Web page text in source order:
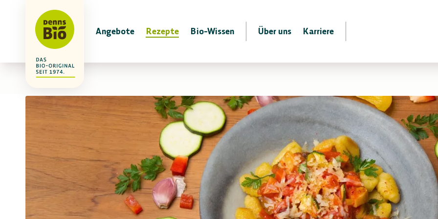
Angebote Rezepte Bio-Wissen Über uns Karriere